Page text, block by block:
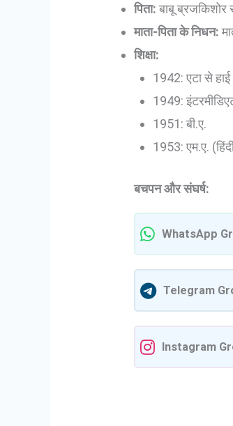
पिता:बाबू ब्रजकिशोर
माता-पिता के निधन:
शिक्षा:
1942: एटा से
1949:
1951: बी.ए.
1953: एम.ए.
बचपन और संघर्ष:
WhatsApp
Telegram
Instagram